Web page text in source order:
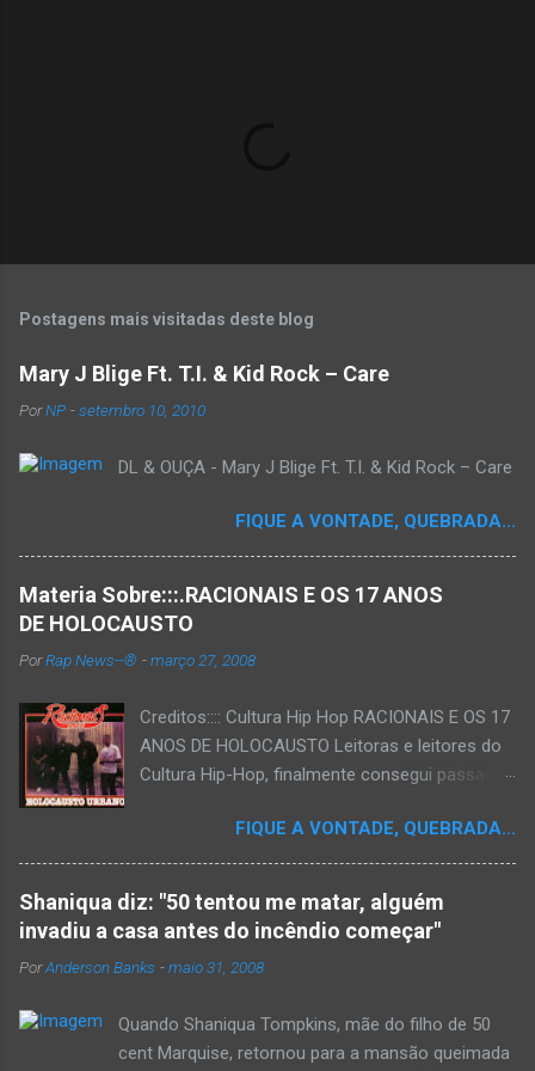
Postagens mais visitadas deste blog
Mary J Blige Ft. T.I. & Kid Rock – Care
PorNP -setembro 10, 2010
DL & OUÇA - Mary J Blige Ft. T.I. & Kid Rock – Care
FIQUE A VONTADE, QUEBRADA...
Materia Sobre:::.RACIONAIS E OS 17 ANOS
DE HOLOCAUSTO
PorRap News--® -março 27, 2008
Creditos:::: Cultura Hip Hop RACIONAIS E OS 17
ANOS DE HOLOCAUSTO Leitoras e leitores do
Cultura Hip-Hop, finalmente consegui passar
que há muito tempo vinha maturando: uma
espécie de "ensaio-tributo" ao disco mais
importante do rap brasileiro, que completará 17
anos agora em 2008. Falo de "Holocausto
Urbano", do grupo paulistano Racionais MC's.
Como de costume, uma pequena digressão. É
que o brasileiro não tem memória. Fala-se
muito por aí que não cultuamos nossos
FIQUE A VONTADE, QUEBRADA...
Shaniqua diz: "50 tentou me matar, alguém
invadiu a casa antes do incêndio começar"
PorAnderson Banks -maio 31, 2008
Quando Shaniqua Tompkins, mãe do filho de 50
cent Marquise, retornou para a mansão queimada